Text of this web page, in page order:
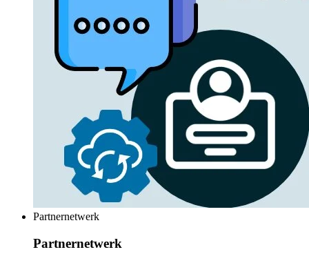
Partnernetwerk
Partnernetwerk